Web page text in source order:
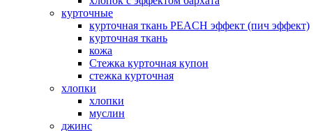
курточные
курточная ткань PEACH эффект (пич эффект)
курточная ткань
кожа
Стежка курточная купон
стежка курточная
хлопки
хлопки
муслин
джинс